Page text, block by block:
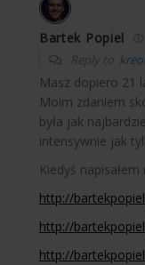
Bartek Popiel
Reply to
Masz dopiero 21
Moim zdaniem
była jak
intensywnie jak
Kiedyś
http://
http://
http://